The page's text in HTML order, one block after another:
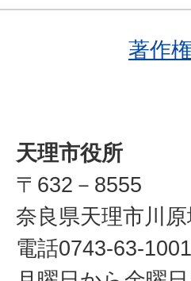
著作
天理市役所
〒632－8555
奈良県天理市川
電話0743-63-1001